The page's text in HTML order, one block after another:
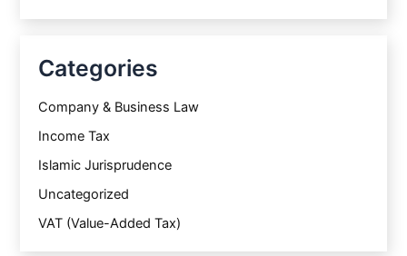
Categories
Company & Business Law
Income Tax
Islamic Jurisprudence
Uncategorized
VAT (Value-Added Tax)